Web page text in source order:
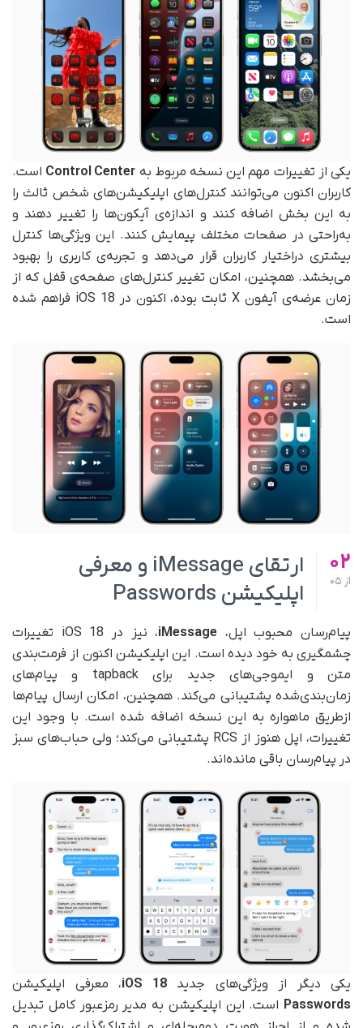
یکی از تغییرات مهم این نسخه مربوط به Control Center است.
کاربران اکنون می‌توانند کنترل‌های اپلیکیشن‌های شخص ثالث را
به این بخش اضافه کنند و اندازه‌ی آیکون‌ها را تغییر دهند و
به‌راحتی در صفحات مختلف پیمایش کنند. این ویژگی‌ها کنترل
بیشتری در‌اختیار کاربران قرار می‌دهد و تجربه‌ی کاربری را بهبود
می‌بخشد. همچنین، امکان تغییر کنترل‌های صفحه‌ی قفل که از
زمان عرضه‌ی آیفون X ثابت بوده، اکنون در iOS 18 فراهم شده
است.
02
از
ارتقای iMessage و معرفی
اپلیکیشن Passwords
پیام‌رسان محبوب اپل، iMessage
، نیز در iOS 18 تغییرات
چشمگیری به خود دیده است. این اپلیکیشن اکنون از فرمت‌بندی
متن و ایموجی‌های جدید برای tapback و پیام‌های
زمان‌بندی‌شده پشتیبانی می‌کند. همچنین، امکان ارسال پیام‌ها
ازطریق ماهواره به این نسخه اضافه شده است. با وجود این
تغییرات، اپل هنوز از RCS پشتیبانی می‌کند؛ ولی حباب‌های سبز
در پیام‌رسان باقی مانده‌اند.
یکی دیگر از ویژگی‌های جدیدiOS 18، معرفی اپلیکیشن
Passwords است. این اپلیکیشن به مدیر رمز‌عبور کامل تبدیل